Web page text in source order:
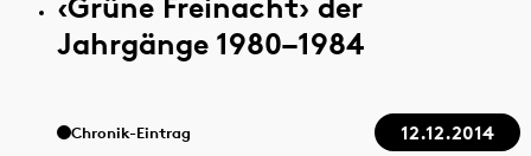
Jahrgänge 1980–1984
Chronik-Eintrag 12.12.2014